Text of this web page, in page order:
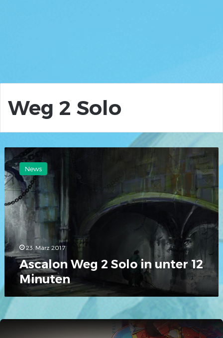
Weg 2 Solo
Ascalon
Weg
2
Solo
in
unter
Minuten
News
23. März 2017
Ascalon Weg 2 Solo in unter 12
Minuten